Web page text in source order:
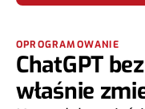
OPROGRAMOWANIE
ChatGPT
właśnie